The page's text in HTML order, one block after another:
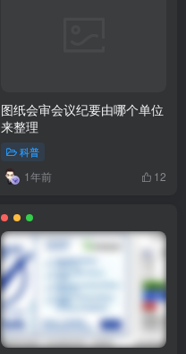
图纸会审会议纪要由哪个单位
来整理
科普
1年前 12